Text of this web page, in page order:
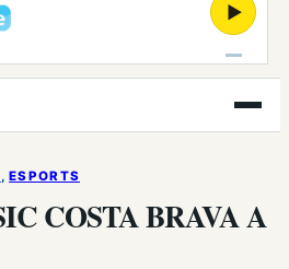
▶
Obre
el
, ESPORTS
COSTA BRAVA A